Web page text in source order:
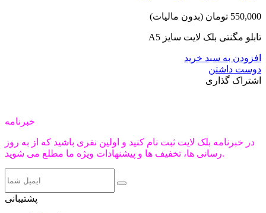
550,000 تومان (بدون مالیات)
تابلو مگنتی بلک لایت سایز A5
افزودن به سبد خرید
دوست داشتن
اشتراک گذاری
خبرنامه
در خبرنامه بلک لایت ثبت نام کنید و اولین نفری باشید که از به روز
رسانی ها، تخفیف ها و پیشنهادات ویژه ما مطلع می شوید.
پشتیبانی